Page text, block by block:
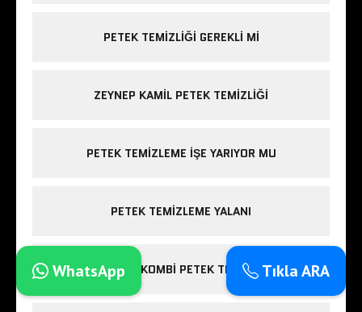
PETEK TEMIZLIĞI GEREKLI MI
ZEYNEP KAMIL PETEK TEMIZLIĞI
PETEK TEMIZLEME IŞE YARIYOR MU
PETEK TEMIZLEME YALANI
ESENLER KOMBI PETEK TEMIZLIĞITıkla ARA
WhatsApp